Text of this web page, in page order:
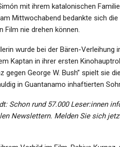
mit ihrem katalonischen
Mittwochabend bedankte sich
Film nie drehen können.
wurde bei der Bären-Verleihung
Kaptan in ihrer ersten
gegen George W. Bush” spielt sie
in Guantanamo inhaftierten
Schon rund 57.000 Leser:innen
Newslettern. Melden Sie sich
M
Premier